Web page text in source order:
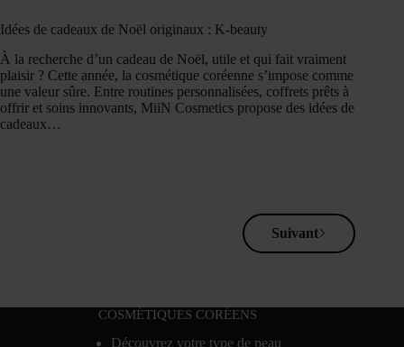
Idées de cadeaux de Noël originaux : K-beauty
À la recherche d’un cadeau de Noël, utile et qui fait vraiment
plaisir ? Cette année, la cosmétique coréenne s’impose comme
une valeur sûre. Entre routines personnalisées, coffrets prêts à
offrir et soins innovants, MiiN Cosmetics propose des idées de
cadeaux…
Suivant
COSMÉTIQUES CORÉENS
Découvrez votre type de peau